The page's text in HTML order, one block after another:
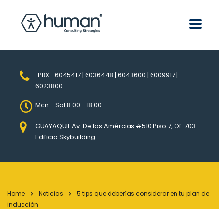
PBX: 6045417 | 6036448 | 6043600 | 6009917 |
6023800
Mon - Sat 8.00 - 18.00
GUAYAQUIL Av. De las Amércias #510 Piso 7, Of. 703
Edificio Skybuilding
Home Noticias
5 tips que deberías considerar en tu plan de
inducción